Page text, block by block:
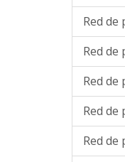
Red de
Red de
Red de
Red de
Red de